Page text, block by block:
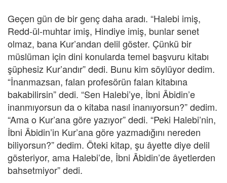
Geçen gün de bir genç daha aradı. “Halebi imiş,
Redd-ül-muhtar imiş, Hindiye imiş, bunlar senet
olmaz, bana Kur’andan delil göster. Çünkü bir
müslüman için dini konularda temel başvuru kitabı
şüphesiz Kur’andır” dedi. Bunu kim söylüyor dedim.
“İnanmazsan, falan profesörün falan kitabına
bakabilirsin” dedi. “Sen Halebi’ye, İbni Âbidin’e
inanmıyorsun da o kitaba nasıl inanıyorsun?” dedim.
“Ama o Kur’ana göre yazıyor” dedi. “Peki Halebi’nin,
İbni Âbidin’in Kur’ana göre yazmadığını nereden
biliyorsun?” dedim. Öteki kitap, şu âyette diye delil
gösteriyor, ama Halebi’de, İbni Âbidin’de âyetlerden
bahsetmiyor” dedi.